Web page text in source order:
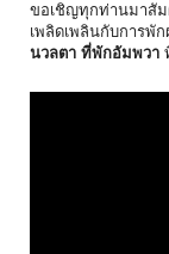
ขอเชิญทุกท่านมาสัม
เพลิดเพลินกับการพั
นวลตา ที่พักอัมพวา